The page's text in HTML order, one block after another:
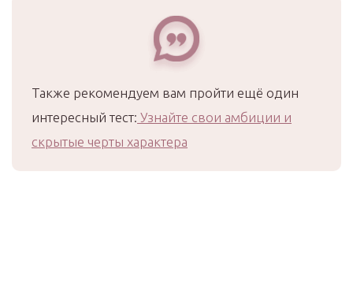
Также рекомендуем вам пройти ещё один
интересный тест: Узнайте свои амбиции и
скрытые черты характера